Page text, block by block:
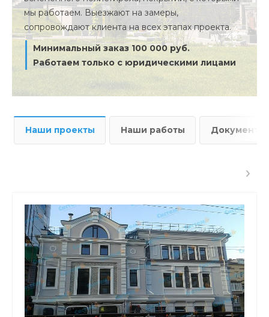
мы работаем. Выезжают на замеры,
сопровождают клиента на всех этапах проекта.
Минимальный заказ 100 000 руб.
Работаем только с юридическими лицами
Наши проекты Наши работы Документы